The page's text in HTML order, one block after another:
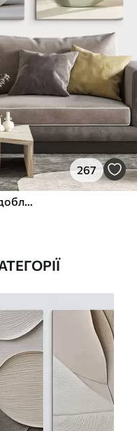
267
Пеалістичні естетичні камені, оздоблення будинку, природне освітлення